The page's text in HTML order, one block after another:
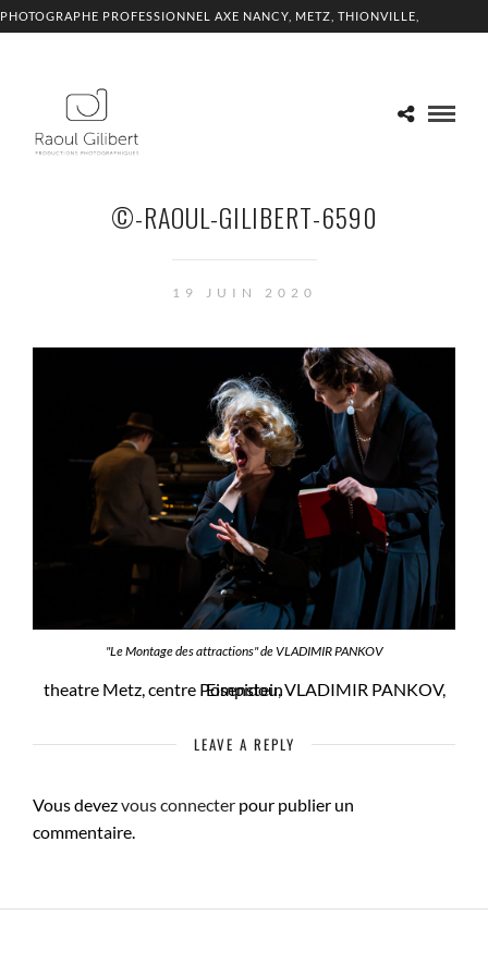
PHOTOGRAPHE PROFESSIONNEL AXE NANCY, METZ, THIONVILLE,
©-RAOUL-GILIBERT-6590
19 JUIN 2020
"Le Montage des attractions" de VLADIMIR PANKOV
theatre Metz, centre Pompidou, VLADIMIR PANKOV, Eisenstein
LEAVE A REPLY
Vous devezvous connecter pour publier un
commentaire.